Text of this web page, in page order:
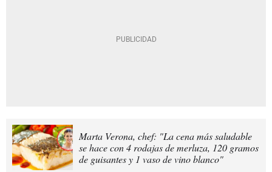
Marta Verona, chef: "La cena más saludable
se hace con 4 rodajas de merluza, 120 gramos
de guisantes y 1 vaso de vino blanco"